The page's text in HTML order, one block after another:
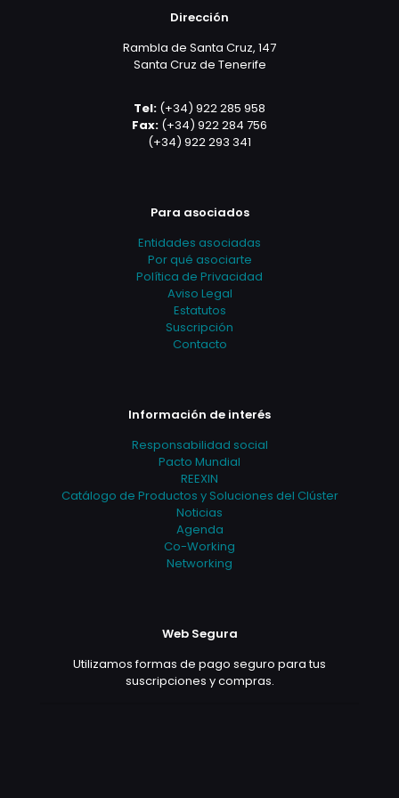
Dirección
Rambla de Santa Cruz, 147
Santa Cruz de Tenerife
Tel: (+34) 922 285 958
Fax: (+34) 922 284 756
(+34) 922 293 341
Para asociados
Entidades asociadas
Por qué asociarte
Política de Privacidad
Aviso Legal
Estatutos
Suscripción
Contacto
Información de interés
Responsabilidad social
Pacto Mundial
REEXIN
Catálogo de Productos y Soluciones del Clúster
Noticias
Agenda
Co-Working
Networking
Web Segura
Utilizamos formas de pago seguro para tus
suscripciones y compras.